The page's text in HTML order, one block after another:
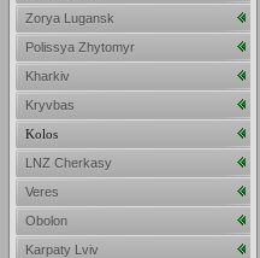
Zorya Lugansk
Polissya Zhytomyr
Kharkiv
Kryvbas
Kolos
LNZ Cherkasy
Veres
Obolon
Karpaty Lviv